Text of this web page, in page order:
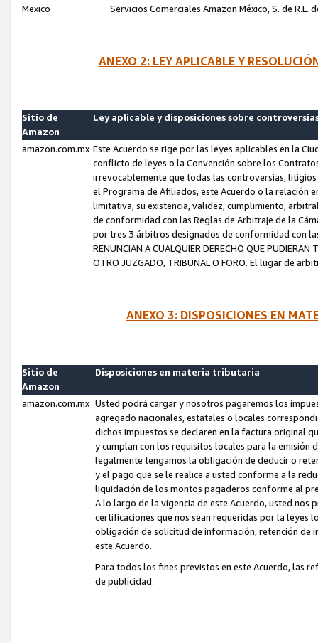
Mexico
Servicios Comerciales Amazon México, S. de R.L.
ANEXO 2: LEY APLICABLE Y
Sitio de
Amazon
Ley aplicable y disposiciones sobre
amazon.com.mx Este Acuerdo se rige por las leyes aplicables en la
conflicto de leyes o la Convención sobre los
irrevocablemente que todas las controversias,
el Programa de Afiliados, este Acuerdo o la relación
limitativa, su existencia, validez, cumplimiento,
de conformidad con las Reglas de Arbitraje de la
por tres 3 árbitros designados de conformidad con las
RENUNCIAN A CUALQUIER DERECHO QUE
OTRO JUZGADO, TRIBUNAL O FORO. El lugar de
ANEXO 3: DISPOSICIONES EN
Sitio de
Amazon
Disposiciones en materia tributaria
amazon.com.mx Usted podrá cargar y nosotros pagaremos los
agregado nacionales, estatales o locales
dichos impuestos se declaren en la factura original
y cumplan con los requisitos locales para la emisión
legalmente tengamos la obligación de deducir o
y el pago que se le realice a usted conforme a la
liquidación de los montos pagaderos conforme al
A lo largo de la vigencia de este Acuerdo, usted
certificaciones que nos sean requeridas por la leyes
obligación de solicitud de información, retención de
este Acuerdo.
Para todos los fines previstos en este Acuerdo, las
de publicidad.